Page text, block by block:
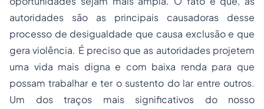
autoridades são as principais causadoras desse
processo de desigualdade que causa exclusão e que
gera violência. É preciso que as autoridades projetem
uma vida mais digna e com baixa renda para que
possam trabalhar e ter o sustento do lar entre outros.
Um dos traços mais significativos do nosso